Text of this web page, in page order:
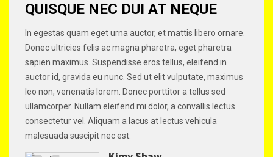
QUISQUE NEC DUI AT NEQUE
In egestas quam eget urna auctor, et mattis libero ornare.
Donec ultricies felis ac magna pharetra, eget pharetra
sapien maximus. Suspendisse eros tellus, eleifend in
auctor id, gravida eu nunc. Sed ut elit vulputate, maximus
leo non, venenatis lorem. Donec porttitor a tellus sed
ullamcorper. Nullam eleifend mi dolor, a convallis lectus
consectetur vel. Aliquam a lacus at lectus vehicula
malesuada suscipit nec est.